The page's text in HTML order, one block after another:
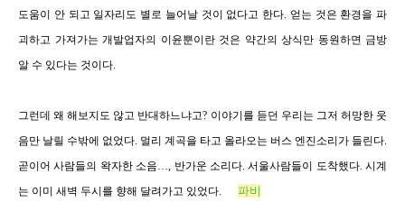
도움이 안 되고 일자리도 별로 늘어날 것이 없다고 한다 얻는 것은 환경을 파
괴하고 가져가는 개발업자의 이윤뿐이란 것은 약간의 상식만 동원하면 금방
알 수 있다는 것이다.
그런데 왜 해보지도 않고 반대하느냐고? 이야기를 듣던 우리는 그저 허망한 웃
음만 날릴 수밖에 없었다. 멀리 계곡을 타고 올라오는 버스 엔진소리가 들린다.
곧이어 사람들의 왁자한 소음…, 반가운 소리다. 서울사람들이 도착했다. 시계
는 이미 새벽 두시를 향해 달려가고 있었다.
파비